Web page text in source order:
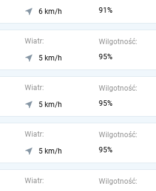
6 km/h
91%
Wiatr:
5 km/h
Wilgotność:
95%
Wiatr:
5 km/h
Wilgotność:
95%
Wiatr:
5 km/h
Wilgotność:
95%
Wiatr:
Wilgotność: